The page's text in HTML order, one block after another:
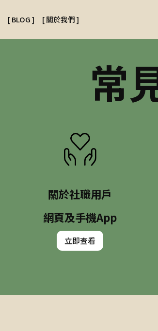
[BLOG] [關於我們]
常
關於社職用戶
網頁及手機App
立即查看